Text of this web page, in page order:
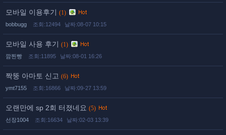
모바일 이용후기 (1)
bobbugg 조회:12494 날짜:08-07 10:15
모바일 사용 후기 (1)
깜찐빵 조회:11895 날짜:08-01 16:26
짝뚱 아마토 신고 (6)
ymt7155 조회:16866 날짜:09-27 13:59
오랜만에 sp 2회 터졌네요 (5)
선장1004 조회:16634 날짜:02-03 13:39